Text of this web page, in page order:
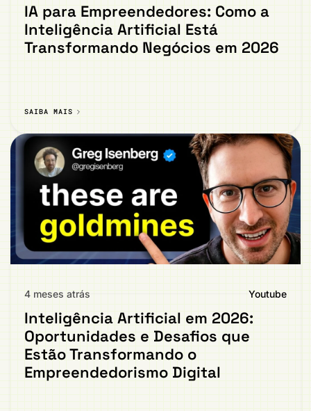
IA para Empreendedores: Como a
Inteligência Artificial Está
Transformando Negócios em 2026
SAIBA MAIS
4 meses atrás Youtube
Inteligência Artificial em 2026:
Oportunidades e Desafios que
Estão Transformando o
Empreendedorismo Digital